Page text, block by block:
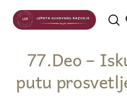
77.Deo –
putu